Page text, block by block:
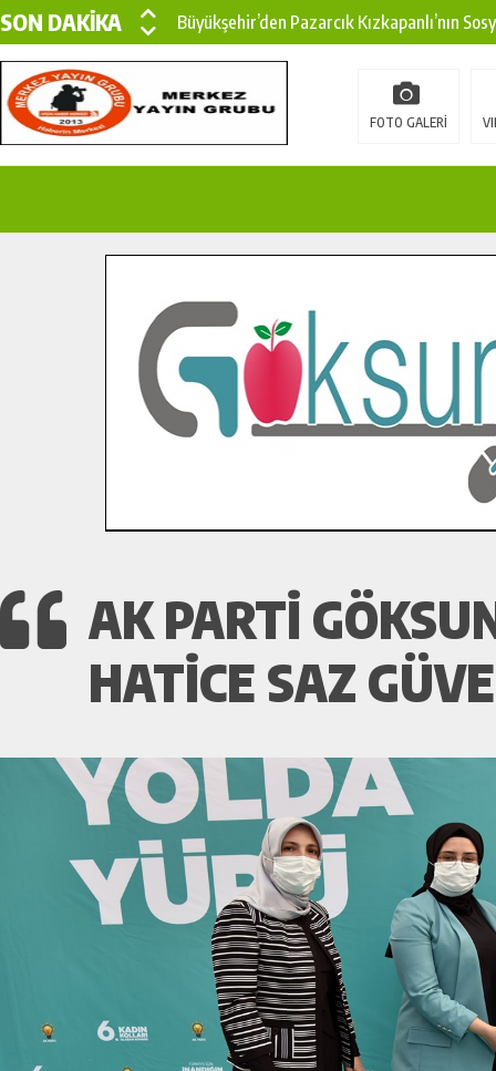
SON DAKİKA
Büyükşehir’den Pazarcık Kızkapanlı’nın
Büyükşehir’den Pazarcık Kırsalına Modern
Çin’den KSÜ’ye Uluslararası Başarı:
İlçe Jandarma Komutanı Karakaya’dan
Bertiz’in Yeni Köprüsünde Sona Doğru.
FOTO GALERİ
AK PARTİ
HATİCE SAZ